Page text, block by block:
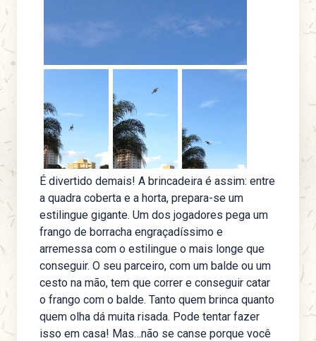
É divertido demais! A brincadeira é assim: entre
a quadra coberta e a horta, prepara-se um
estilingue gigante. Um dos jogadores pega um
frango de borracha engraçadíssimo e
arremessa com o estilingue o mais longe que
conseguir. O seu parceiro, com um balde ou um
cesto na mão, tem que correr e conseguir catar
o frango com o balde. Tanto quem brinca quanto
quem olha dá muita risada. Pode tentar fazer
isso em casa! Mas…não se canse porque você